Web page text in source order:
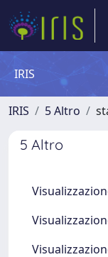
IRIS
IRIS 5 Altro
5 Altro